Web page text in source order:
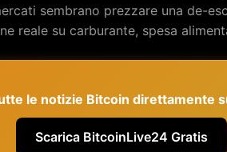
sembrano prezzare una de-
reale su carburante, spesa
le notizie Bitcoin direttamente
Scarica BitcoinLive24 Gratis